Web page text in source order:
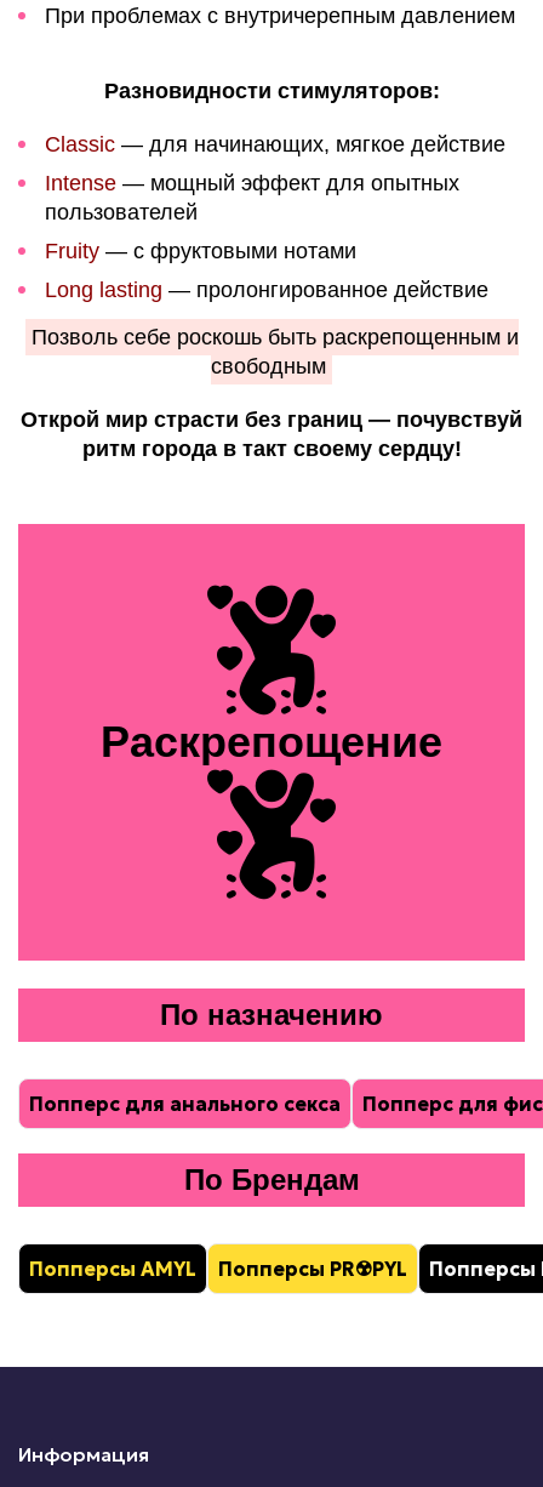
При проблемах с внутричерепным давлением
Разновидности стимуляторов:
Classic — для начинающих, мягкое действие
Intense — мощный эффект для опытных
пользователей
Fruity — с фруктовыми нотами
Long lasting — пролонгированное действие
Позволь себе роскошь быть раскрепощенным и
свободным
Открой мир страсти без границ — почувствуй
ритм города в такт своему сердцу!
Раскрепощение
По назначению
Попперс для анального секса Попперс для
По Брендам
Попперсы AMYL Попперсы PR☢️PYL Попперсы
Информация